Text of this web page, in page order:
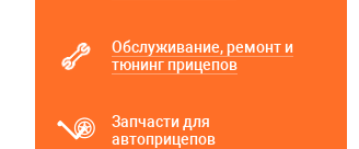
Обслуживание, ремонт и
тюнинг прицепов
Запчасти для
автоприцепов